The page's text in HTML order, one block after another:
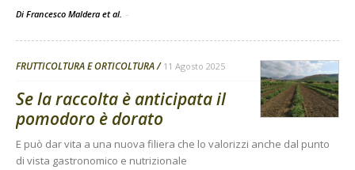
Di Francesco Maldera et al. -
FRUTTICOLTURA E ORTICOLTURA 11 Agosto 2025
Se la raccolta è anticipata il
pomodoro è dorato
E può dar vita a una nuova filiera che lo valorizzi anche dal punto
di vista gastronomico e nutrizionale